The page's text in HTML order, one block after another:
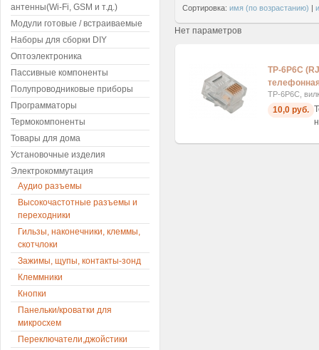
Сортировка: имя (по возрастанию) |
Нет параметров
TP-6P6C
TP-6P6C,
10,0 руб.
антенны(Wi-Fi, GSM и т.д.)
Модули готовые / встраиваемые
Наборы для сборки DIY
Оптоэлектроника
Пассивные компоненты
Полупроводниковые приборы
Программаторы
Термокомпоненты
Товары для дома
Установочные изделия
Электрокоммутация
Аудио разъемы
Высокочастотные разъемы и
переходники
Гильзы, наконечники, клеммы,
скотчлоки
Зажимы, щупы, контакты-зонд
Клеммники
Кнопки
Панельки/кроватки для
микросхем
Переключатели,джойстики